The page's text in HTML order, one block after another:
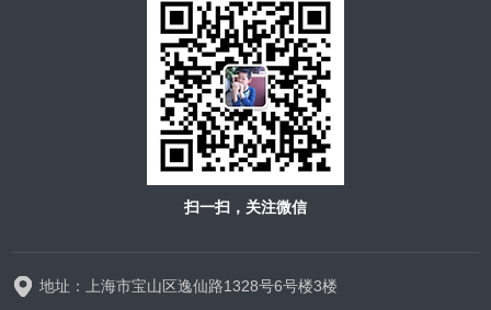
扫一扫，关注微信
地址：上海市宝山区逸仙路1328号6号楼3楼